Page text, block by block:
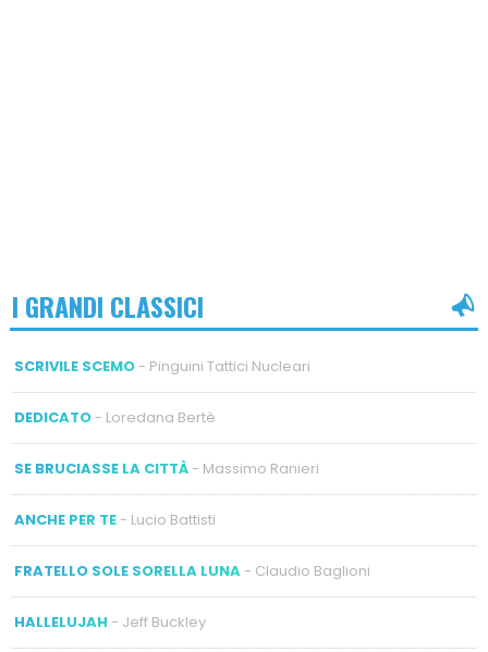
I GRANDI CLASSICI
SCRIVILE SCEMO- Pinguini Tattici Nucleari
DEDICATO- Loredana Bertè
SE BRUCIASSE LA CITTÀ- Massimo Ranieri
ANCHE PER TE- Lucio Battisti
FRATELLO SOLE SORELLA LUNA- Claudio Baglioni
HALLELUJAH - Jeff Buckley